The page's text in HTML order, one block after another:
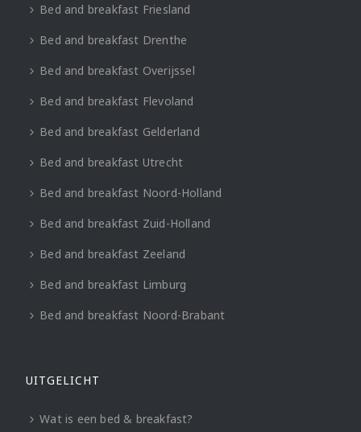
Bed and breakfast Friesland
Bed and breakfast Drenthe
Bed and breakfast Overijssel
Bed and breakfast Flevoland
Bed and breakfast Gelderland
Bed and breakfast Utrecht
Bed and breakfast Noord-Holland
Bed and breakfast Zuid-Holland
Bed and breakfast Zeeland
Bed and breakfast Limburg
Bed and breakfast Noord-Brabant
UITGELICHT
Wat is een bed & breakfast?